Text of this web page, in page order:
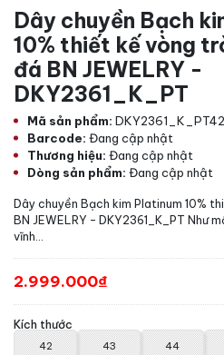
Dây chuyền Bạch
10% thiết kế vòng
đá BN JEWELRY -
DKY2361_K_PT
Mã sản phẩm: DKY2361_K_PT42
Barcode: Đang cập nhật
Thương hiệu: Đang cập nhật
Dòng sản phẩm: Đang cập nhật
Dây chuyền Bạch kim Platinum 10%
BN JEWELRY - DKY2361_K_PT Như
vĩnh...
2.999.000₫
Kích thước
42 43 44